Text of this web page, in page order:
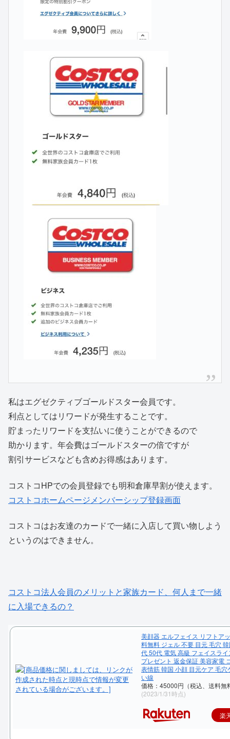
私はエグゼクティブゴールドスター会員です。
利点としてはリワードが発生することです。
貯まったリワードを支払いに使うことができるので
助かります。年会費はゴールドスターの倍ですが
割引サービスなども含めお得感はあります。
コストコHPでの会員登録でも明和倉庫早割が使えます。
コストコホームページメンバーシップ登録画面
コストコはお友達のカードで一緒に入店して買い物しよう
というのはできません。
コストコ法人会員のメリットと家族カード、何人まで一緒
に入場できるの？
美顔器 エルフェイス リフトア
料無料 ジェル 不要 目元 毛穴
代 50代 電気 高級 フェイスラ
プレゼント 返金保証 美容家電
表情筋 韓国 小顔 目元ケア 毛穴
い線
価格：45000円（税込、送料無
(2023/1/31時点)
楽